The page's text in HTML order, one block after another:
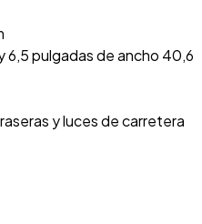
6,5 pulgadas de ancho 40,6
y luces de carretera